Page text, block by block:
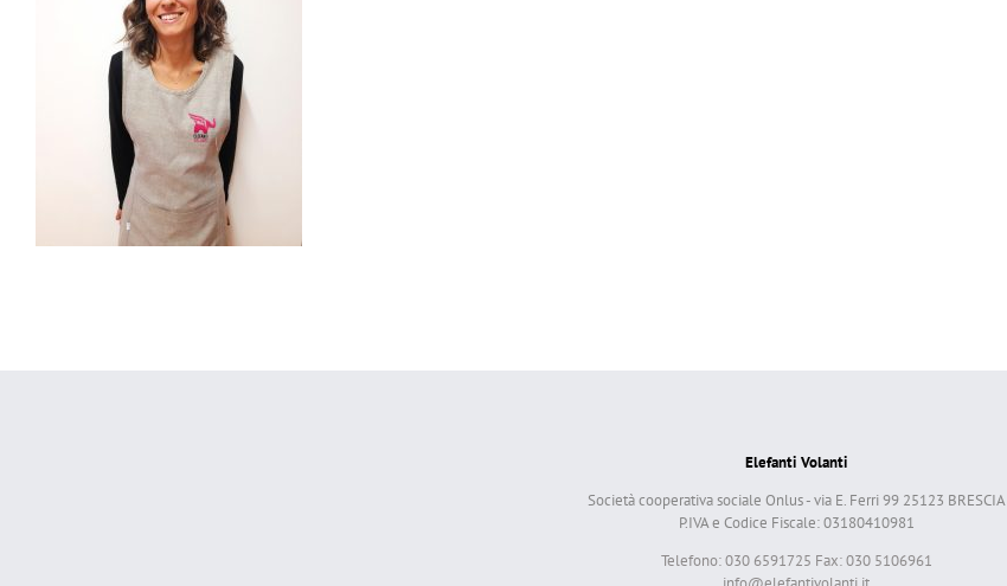
Elefanti Volanti
Società cooperativa sociale Onlus - via E. Ferri 99 25123 BRESCIA
P.IVA e Codice Fiscale: 03180410981
Telefono: 030 6591725 Fax: 030 5106961